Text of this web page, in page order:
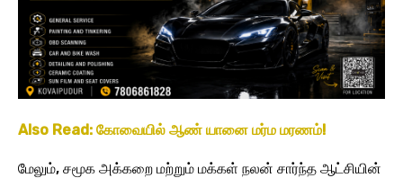
Also Read: கோவையில் ஆண் யானை மர்ம மரணம்!
மேலும், சமூக அக்கறை மற்றும் மக்கள் நலன் சார்ந்த ஆட்சியின்